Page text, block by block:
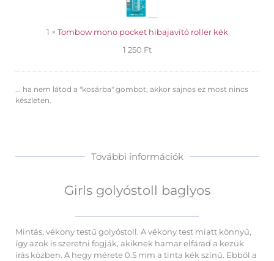
roller
kék
1 × Tombow mono pocket hibajavító roller kék
1 250 Ft
... ha nem látod a "kosárba" gombot, akkor sajnos ez most nincs
készleten.
További információk
Girls golyóstoll baglyos
Mintás, vékony testű golyóstoll. A vékony test miatt könnyű,
így azok is szeretni fogják, akiknek hamar elfárad a kezük
írás közben. A hegy mérete 0.5 mm a tinta kék színű. Ebből a